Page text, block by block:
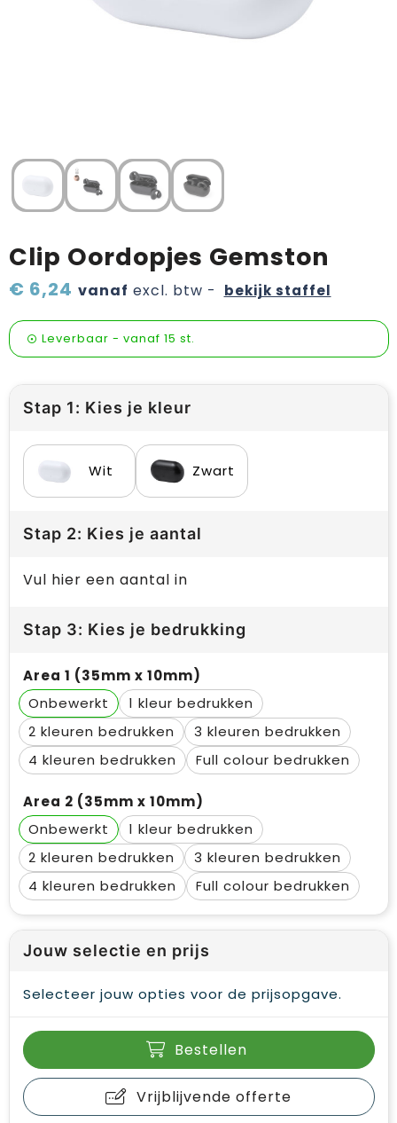
Verzorging & welness
Wijn, bier en proeverij
Zomerpakketten
Clip Oordopjes Gemston
€ 6,24 vanaf excl. btw - bekijk staffel
Leverbaar - vanaf 15 st.
Stap 1: Kies je kleur
Wit Zwart
Stap 2: Kies je aantal
Vul hier een aantal in
Stap 3: Kies je bedrukking
Area 1 (35mm x 10mm)
Onbewerkt
1
2
3
4
Full colour
Area 2 (35mm x 10mm)
Onbewerkt
1
2
3
4
Full colour
Jouw selectie en prijs
Selecteer jouw opties voor de prijsopgave.
Bestellen
Vrijblijvende offerte